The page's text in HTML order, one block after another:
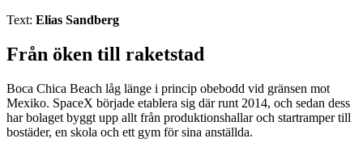
Text: Elias Sandberg
Från öken till raketstad
Boca Chica Beach låg länge i princip obebodd vid gränsen mot
Mexiko. SpaceX började etablera sig där runt 2014, och sedan dess
har bolaget byggt upp allt från produktionshallar och startramper till
bostäder, en skola och ett gym för sina anställda.